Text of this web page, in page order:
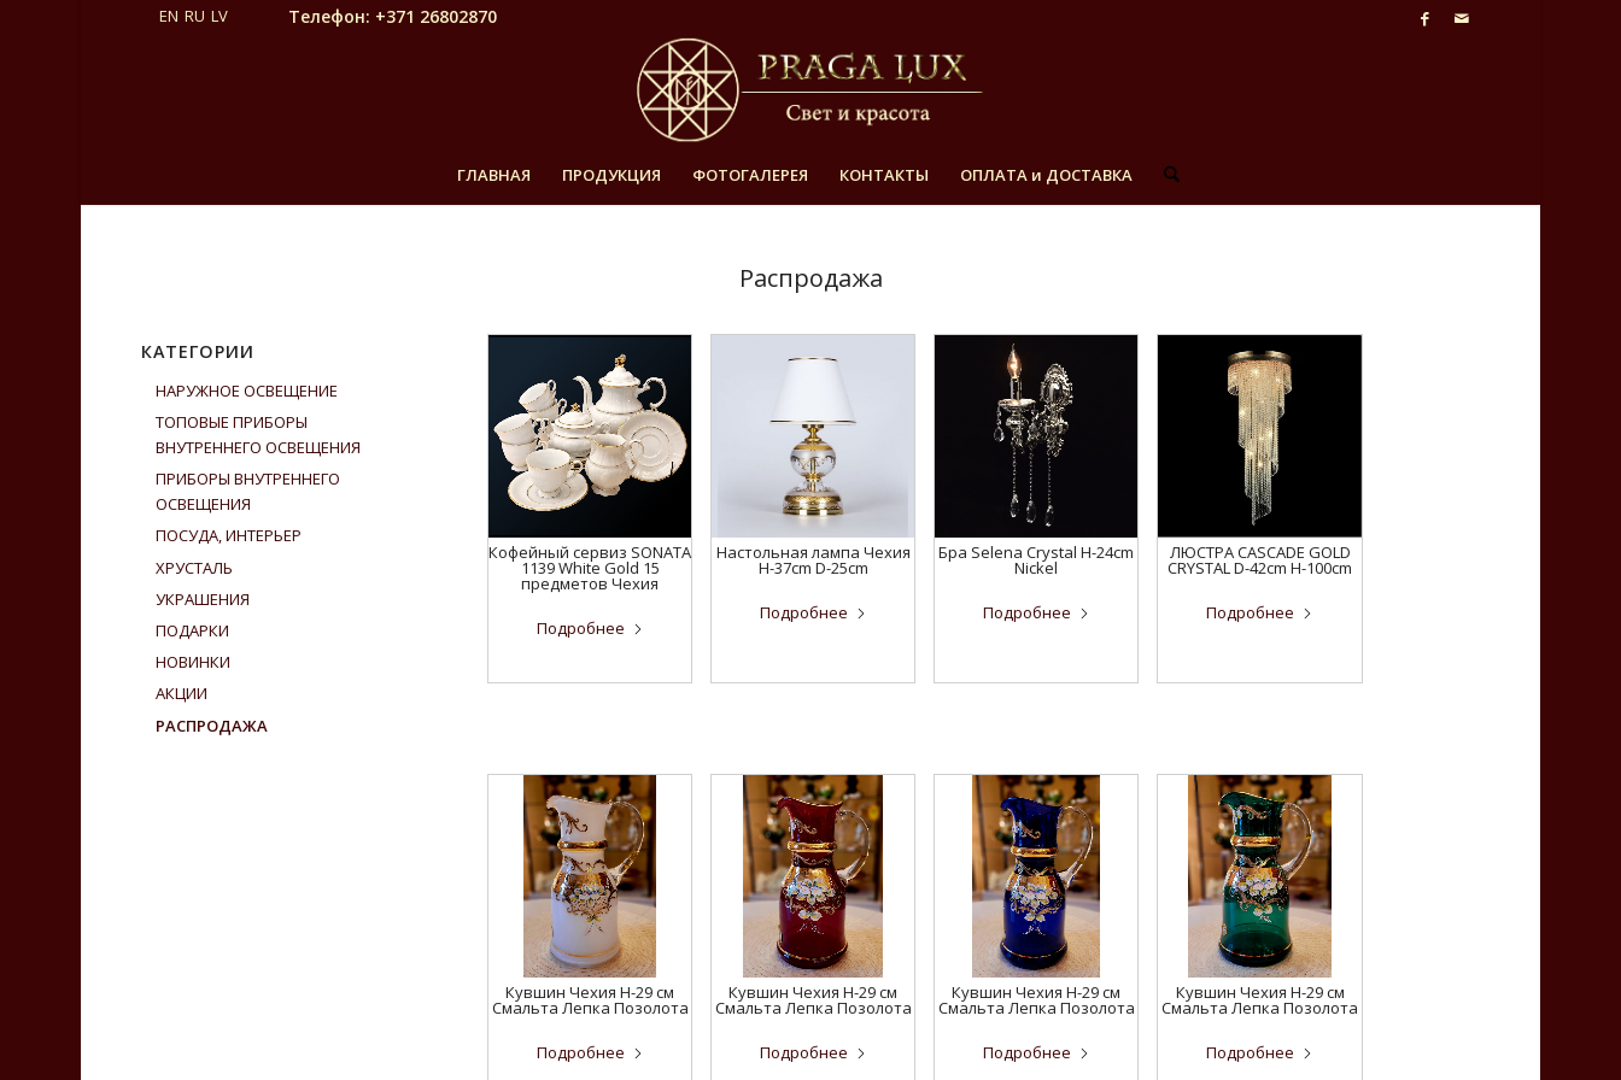
Телефон: +371 26802870
ГЛАВНАЯ ПРОДУКЦИЯ ФОТОГАЛЕРЕЯ КОНТАКТЫ ОПЛАТА и ДОСТАВКА
Распродажа
КАТЕГОРИИ
НАРУЖНОЕ ОСВЕЩЕНИЕ
ТОПОВЫЕ ПРИБОРЫ
ВНУТРЕННЕГО ОСВЕЩЕНИЯ
ПРИБОРЫ ВНУТРЕННЕГО
ОСВЕЩЕНИЯ
ПОСУДА, ИНТЕРЬЕР
ХРУСТАЛЬ
УКРАШЕНИЯ
ПОДАРКИ
НОВИНКИ
АКЦИИ
РАСПРОДАЖА
Кофейный сервиз SONATA
1139 White Gold 15
предметов Чехия
Подробнее
Настольная лампа Чехия
H-37cm D-25cm
Подробнее
Бра Selena Crystal H-24cm
Nickel
Подробнее
ЛЮСТРА CASCADE GOLD
CRYSTAL D-42cm H-100cm
Подробнее
Кувшин Чехия H-29 см
Смальта Лепка Позолота
Подробнее
Кувшин Чехия H-29 см
Смальта Лепка Позолота
Подробнее
Кувшин Чехия H-29 см
Смальта Лепка Позолота
Подробнее
Кувшин Чехия H-29 см
Смальта Лепка Позолота
Подробнее